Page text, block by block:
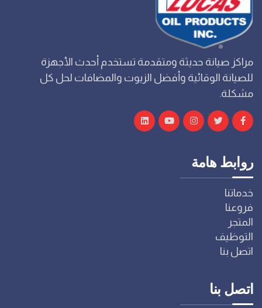
مراكز صيانة حديثة ومتقدمة تستخدم أحدث الأجهزة
للصيانة الوقائية وأفضل الزيوت والمضافات لحل كل
مشكلة.
روابط هامة
خدماتنا
فروعنا
المتجر
التوظيف
اتصل بنا
اتصل بنا